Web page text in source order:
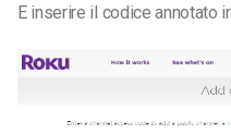
E inserire il codice annotato